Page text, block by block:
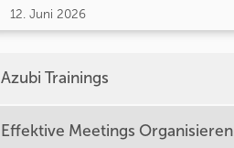
12. Juni 2026
Azubi Trainings
Effektive Meetings Organisieren